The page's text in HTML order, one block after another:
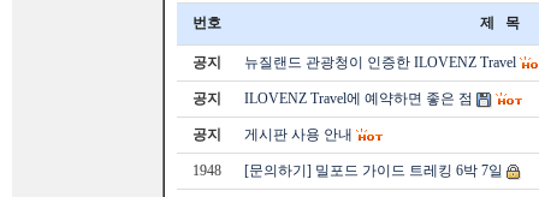
번호 제 목
공지 뉴질랜드 관광청이 인증한 ILOVENZ Travel
공지 ILOVENZ Travel에 예약하면 좋은 점
공지 게시판 사용 안내
1948 [문의하기] 밀포드 가이드 트레킹 6박 7일